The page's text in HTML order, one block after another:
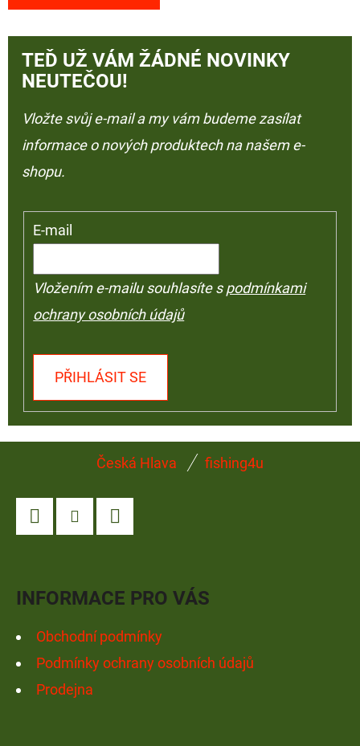
TEĎ UŽ VÁM ŽÁDNÉ NOVINKY
NEUTEČOU!
Vložte svůj e-mail a my vám budeme zasílat
informace o nových produktech na našem e-
shopu.
E-mail
Vložením e-mailu souhlasíte spodmínkami
ochrany osobních údajů
PŘIHLÁSIT SE
Česká Hlava fishing4u
INFORMACE PRO VÁS
Obchodní podmínky
Podmínky ochrany osobních údajů
Prodejna